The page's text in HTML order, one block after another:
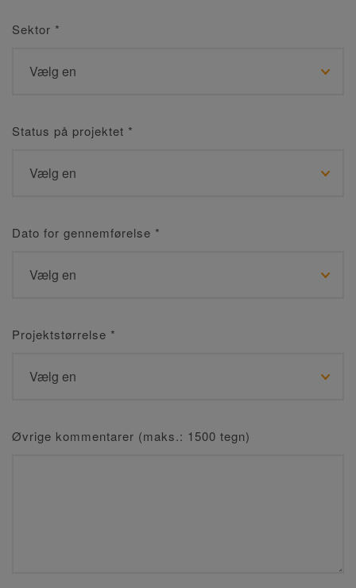
Sektor *
Status på projektet *
Dato for gennemførelse *
Projektstørrelse *
Øvrige kommentarer (maks.: 1500 tegn)